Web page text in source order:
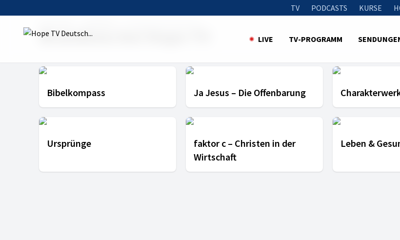
TV PODCASTS KURSE
LIVE TV-PROGRAMM
Brandneu bei Hope TV
Bibelkompass Ja Jesus – Die Offenbarung
Ursprünge
faktor c – Christen in der
Wirtschaft
Leben &